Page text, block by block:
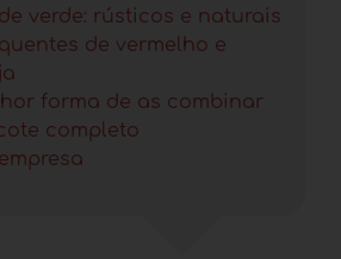
de verde: rústicos e naturais
quentes de vermelho e
forma de as combinar
completo